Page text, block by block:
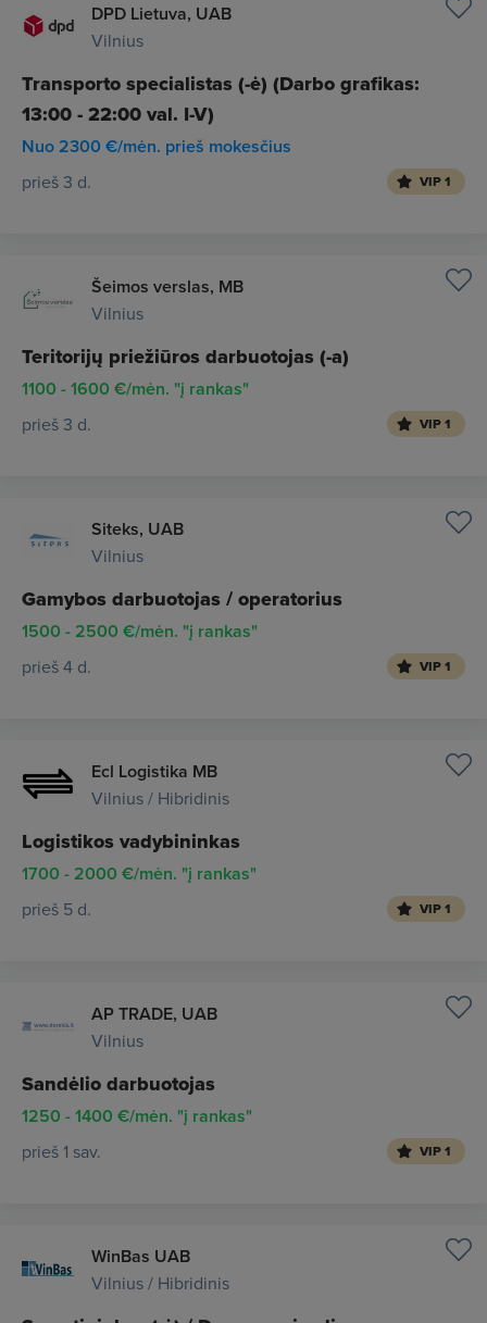
DPD Lietuva, UAB
Vilnius
Transporto specialistas (-ė) (Darbo grafikas:
13:00 - 22:00 val. I-V)
Nuo 2300 €/mėn. prieš mokesčius
prieš 3 d. VIP 1
Šeimos verslas, MB
Vilnius
Teritorijų priežiūros darbuotojas (-a)
1100 - 1600 €/mėn. "į rankas"
prieš 3 d. VIP 1
Siteks, UAB
Vilnius
Gamybos darbuotojas / operatorius
1500 - 2500 €/mėn. "į rankas"
prieš 4 d. VIP 1
Ecl Logistika MB
Vilnius / Hibridinis
Logistikos vadybininkas
1700 - 2000 €/mėn. "į rankas"
prieš 5 d. VIP 1
AP TRADE, UAB
Vilnius
Sandėlio darbuotojas
1250 - 1400 €/mėn. "į rankas"
prieš 1 sav. VIP 1
WinBas UAB
Vilnius / Hibridinis